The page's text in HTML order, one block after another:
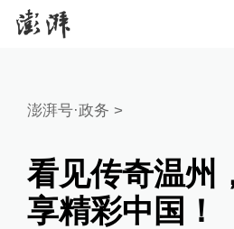
澎湃号·政务 >
看见传奇温州
享精彩中国！